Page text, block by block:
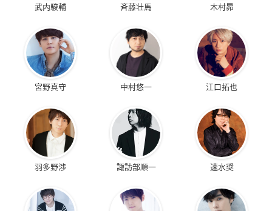
武内駿輔 斉藤壮馬 木村昴
宮野真守 中村悠一 江口拓也
羽多野渉 諏訪部順一 速水奨